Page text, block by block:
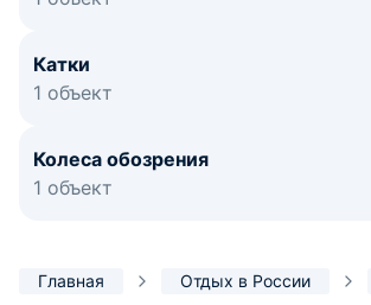
Катки
1 объект
Колеса обозрения
1 объект
Главная Отдых в России